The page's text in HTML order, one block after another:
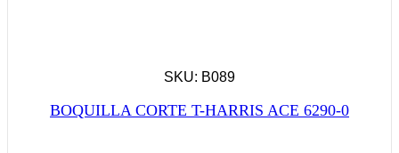
SKU: B089
BOQUILLA CORTE T-HARRIS ACE 6290-0